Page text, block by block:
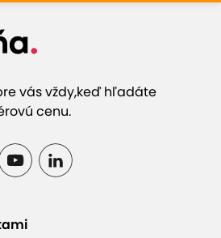
vás vždy,keď hľadáte
cenu.